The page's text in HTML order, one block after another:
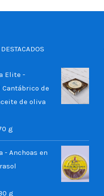
Elite -
Cantábrico de
de oliva
g
- Anchoas en
g